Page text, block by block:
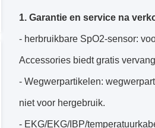
1. Garantie en service na
- herbruikbare SpO2-sensor:
Accessories biedt gratis
- Wegwerpartikelen:
niet voor hergebruik.
- EKG/EKG/IBP/